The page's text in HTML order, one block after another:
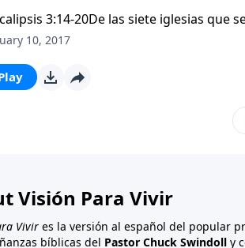
3:14-20De las siete iglesias que
fama es Laodicea. Autosuficiente en
penetrante debido a que ellos
Su amor y ternura hacia los de
de vida nauseabundo y a medias
que Jesús le dijo a la iglesia de
10, 2017
Visión Para Vivir
Vivir es la versión al español del popular
bíblicas del Pastor Chuck Swindoll y